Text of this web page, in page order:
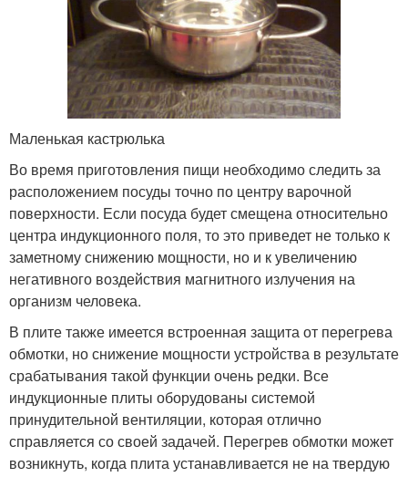
Маленькая кастрюлька
Во время приготовления пищи необходимо следить за
расположением посуды точно по центру варочной
поверхности. Если посуда будет смещена относительно
центра индукционного поля, то это приведет не только к
заметному снижению мощности, но и к увеличению
негативного воздействия магнитного излучения на
организм человека.
В плите также имеется встроенная защита от перегрева
обмотки, но снижение мощности устройства в результате
срабатывания такой функции очень редки. Все
индукционные плиты оборудованы системой
принудительной вентиляции, которая отлично
справляется со своей задачей. Перегрев обмотки может
возникнуть, когда плита устанавливается не на твердую